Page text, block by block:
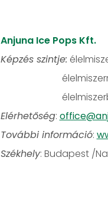
Anjuna Ice Pops Kft.
Képzés szintje:
Elérhetőség:
További információ:
Székhely: Budapest /